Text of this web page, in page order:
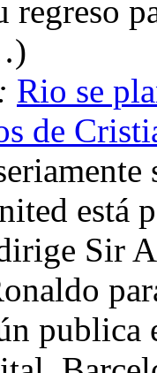
regreso
Rio se
de
está
Sir
publica